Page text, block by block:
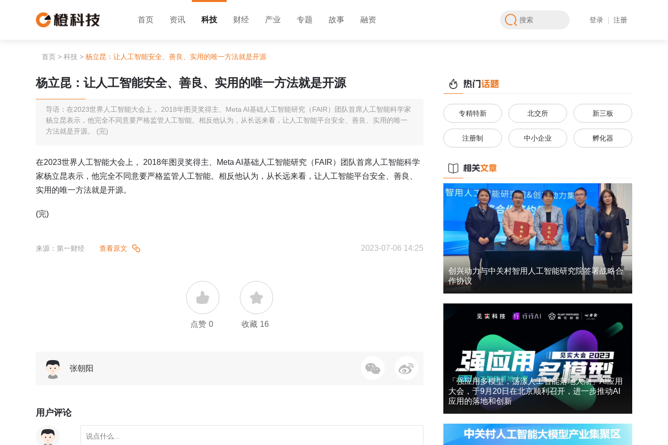
首页 资讯 科技 财经 产业 专题 故事 融资 登录 注册
首页 > 科技 > 杨立昆：让人工智能安全、善良、实用的唯一方法就是开源
杨立昆：让人工智能安全、善良、实用的唯一方法就是开源
导语：在2023世界人工智能大会上， 2018年图灵奖得主、Meta AI基础人工智能研究（FAIR）团队首席人工智能科学家
杨立昆表示，他完全不同意要严格监管人工智能。相反他认为，从长远来看，让人工智能平台安全、善良、实用的唯一
方法就是开源。 (完)
在2023世界人工智能大会上， 2018年图灵奖得主、Meta AI基础人工智能研究（FAIR）团队首席人工智能科学
家杨立昆表示，他完全不同意要严格监管人工智能。相反他认为，从长远来看，让人工智能平台安全、善良、
实用的唯一方法就是开源。
(完)
来源：第一财经 查看原文 2023-07-06 14:25
点赞 0 收藏 16
张朝阳
用户评论
专精特新 北交所 新三板
注册制 中小企业 孵化器
创兴动力与中关村智用人工智能研究院签署战略合
作协议
「强应用多模型，荡漾人工智能落地大潮」AI应用
大会，于9月20日在北京顺利召开，进一步推动AI
应用的落地和创新